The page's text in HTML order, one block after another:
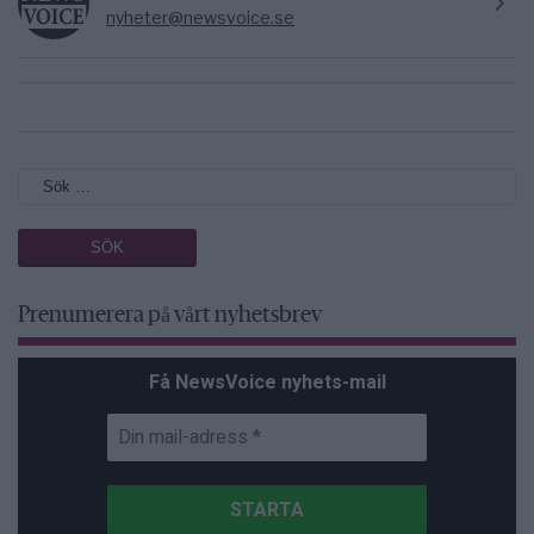
nyheter@newsvoice.se
Prenumerera på vårt nyhetsbrev
Få NewsVoice nyhets-mail